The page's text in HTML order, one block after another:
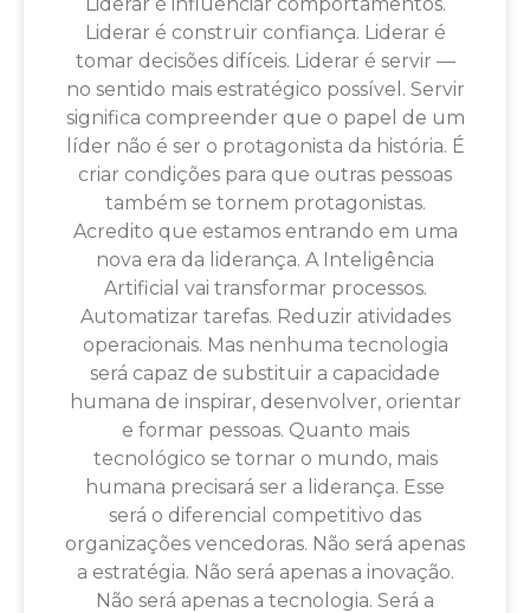
Liderar é construir confiança. Liderar é
tomar decisões difíceis. Liderar é servir —
no sentido mais estratégico possível. Servir
significa compreender que o papel de um
líder não é ser o protagonista da história. É
criar condições para que outras pessoas
também se tornem protagonistas.
Acredito que estamos entrando em uma
nova era da liderança. A Inteligência
Artificial vai transformar processos.
Automatizar tarefas. Reduzir atividades
operacionais. Mas nenhuma tecnologia
será capaz de substituir a capacidade
humana de inspirar, desenvolver, orientar
e formar pessoas. Quanto mais
tecnológico se tornar o mundo, mais
humana precisará ser a liderança. Esse
será o diferencial competitivo das
organizações vencedoras. Não será apenas
a estratégia. Não será apenas a inovação.
Não será apenas a tecnologia. Será a